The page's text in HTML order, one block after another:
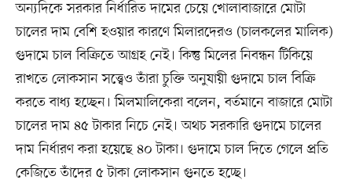
অন্যদিকে সরকার নির্ধারিত দামের চেয়ে খোলাবাজারে মোটা
চালের দাম বেশি হওয়ার কারণে মিলারদেরও (চালকলের মালিক)
গুদামে চাল বিক্রিতে আগ্রহ নেই। কিন্তু মিলের নিবন্ধন টিকিয়ে
রাখতে লোকসান সত্ত্বেও তাঁরা চুক্তি অনুযায়ী গুদামে চাল বিক্রি
করতে বাধ্য হচ্ছেন। মিলমালিকেরা বলেন, বর্তমানে বাজারে মোটা
চালের দাম ৪৫ টাকার নিচে নেই। অথচ সরকারি গুদামে চালের
দাম নির্ধারণ করা হয়েছে ৪০ টাকা। গুদামে চাল দিতে গেলে প্রতি
কেজিতে তাঁদের ৫ টাকা লোকসান গুনতে হচ্ছে।